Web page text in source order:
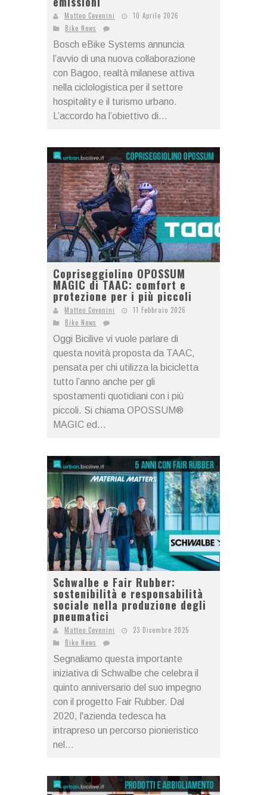
Matteo Cevenini
10 Aprile 2026
Bike News
Bosch eBike Systems annuncia
l’avvio di una nuova collaborazione
con Bagoo, realtà milanese attiva
nella ciclologistica per il settore
hospitality e il turismo urbano.
L’accordo ha l’obiettivo di...
Copriseggiolino OPOSSUM
MAGIC di TAAC: comfort e
protezione per i più piccoli
Matteo Cevenini
11 Febbraio 2026
Bike News
Oggi Bicilive vi vuole parlare di
questa novità proposta da TAAC,
pensata per chi utilizza la bicicletta
tutto l’anno anche per gli
spostamenti quotidiani con i più
piccoli. Si chiama OPOSSUM®
MAGIC ed...
Schwalbe e Fair Rubber:
sostenibilità e responsabilità
sociale nella produzione degli
pneumatici
Matteo Cevenini
23 Dicembre 2025
Bike News
Segnaliamo questa importante
iniziativa di Schwalbe che celebra il
quinto anniversario del suo impegno
con il progetto Fair Rubber. Dal
2020, l'azienda tedesca ha
intrapreso un percorso pionieristico
nel...